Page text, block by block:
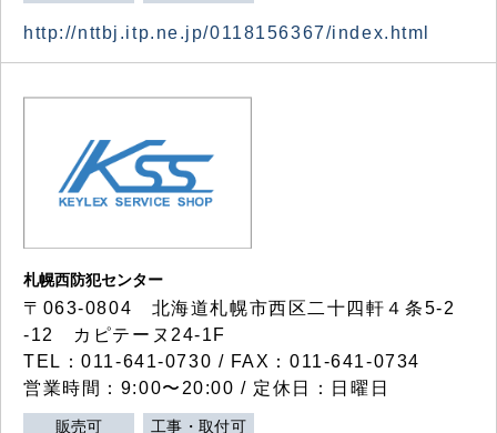
http://nttbj.itp.ne.jp/0118156367/index.html
札幌西防犯センター
〒063-0804 北海道札幌市西区二十四軒４条5-2
-12 カピテーヌ24-1F
TEL：011-641-0730 / FAX：011-641-0734
営業時間：9:00〜20:00 / 定休日：日曜日
販売可 工事・取付可